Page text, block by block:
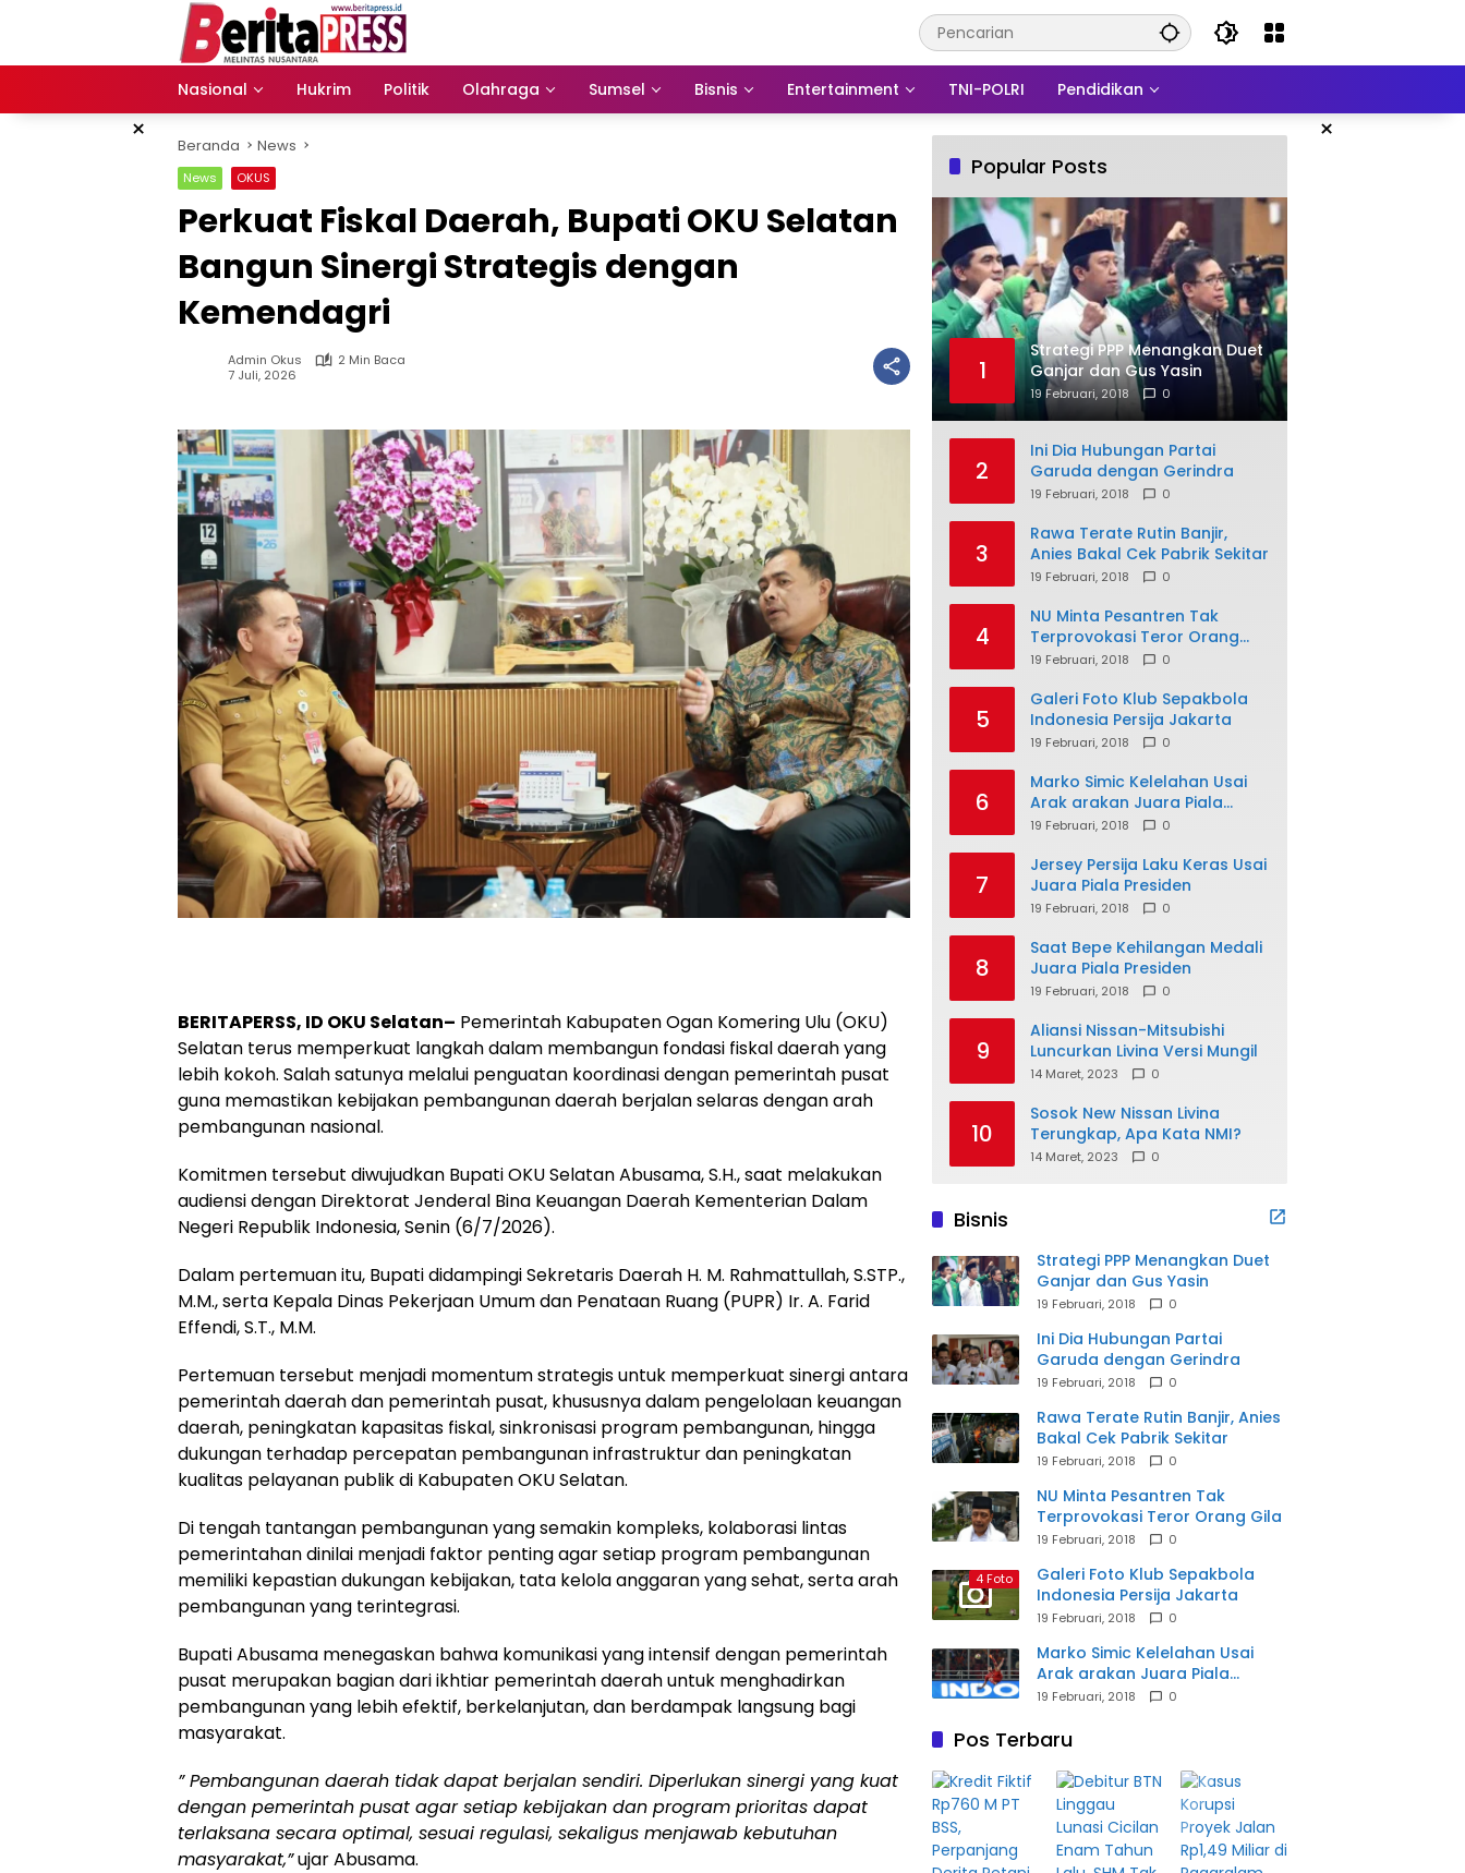
Nasional
Hukrim Politik Olahraga Sumsel Bisnis Entertainment TNI-POLRI Pendidikan
× ×
Beranda News
News OKUS
Perkuat Fiskal Daerah, Bupati OKU Selatan
Bangun Sinergi Strategis dengan
Kemendagri
Admin Okus
2 Min Baca
7 Juli, 2026
BERITAPERSS, ID OKU Selatan– Pemerintah Kabupaten Ogan Komering Ulu (OKU)
Selatan terus memperkuat langkah dalam membangun fondasi fiskal daerah yang
lebih kokoh. Salah satunya melalui penguatan koordinasi dengan pemerintah pusat
guna memastikan kebijakan pembangunan daerah berjalan selaras dengan arah
pembangunan nasional.
Komitmen tersebut diwujudkan Bupati OKU Selatan Abusama, S.H., saat melakukan
audiensi dengan Direktorat Jenderal Bina Keuangan Daerah Kementerian Dalam
Negeri Republik Indonesia, Senin (6/7/2026).
Dalam pertemuan itu, Bupati didampingi Sekretaris Daerah H. M. Rahmattullah, S.STP.,
M.M., serta Kepala Dinas Pekerjaan Umum dan Penataan Ruang (PUPR) Ir. A. Farid
Effendi, S.T., M.M.
Pertemuan tersebut menjadi momentum strategis untuk memperkuat sinergi antara
pemerintah daerah dan pemerintah pusat, khususnya dalam pengelolaan keuangan
daerah, peningkatan kapasitas fiskal, sinkronisasi program pembangunan, hingga
dukungan terhadap percepatan pembangunan infrastruktur dan peningkatan
kualitas pelayanan publik di Kabupaten OKU Selatan.
Di tengah tantangan pembangunan yang semakin kompleks, kolaborasi lintas
pemerintahan dinilai menjadi faktor penting agar setiap program pembangunan
memiliki kepastian dukungan kebijakan, tata kelola anggaran yang sehat, serta arah
pembangunan yang terintegrasi.
Bupati Abusama menegaskan bahwa komunikasi yang intensif dengan pemerintah
pusat merupakan bagian dari ikhtiar pemerintah daerah untuk menghadirkan
pembangunan yang lebih efektif, berkelanjutan, dan berdampak langsung bagi
masyarakat.
” Pembangunan daerah tidak dapat berjalan sendiri. Diperlukan sinergi yang kuat
dengan pemerintah pusat agar setiap kebijakan dan program prioritas dapat
terlaksana secara optimal, sesuai regulasi, sekaligus menjawab kebutuhan
masyarakat,”ujar Abusama.
Popular Posts
1
Strategi PPP Menangkan Duet
Ganjar dan Gus Yasin
19 Februari, 2018 0
2
Ini Dia Hubungan Partai
Garuda dengan Gerindra
19 Februari, 2018 0
3
Rawa Terate Rutin Banjir,
Anies Bakal Cek Pabrik Sekitar
19 Februari, 2018 0
4
NU Minta Pesantren Tak
Terprovokasi Teror Orang
Gila
19 Februari, 2018 0
5
Galeri Foto Klub Sepakbola
Indonesia Persija Jakarta
19 Februari, 2018 0
6
Marko Simic Kelelahan Usai
Arak arakan Juara Piala
Presiden
19 Februari, 2018 0
7
Jersey Persija Laku Keras Usai
Juara Piala Presiden
19 Februari, 2018 0
8
Saat Bepe Kehilangan Medali
Juara Piala Presiden
19 Februari, 2018 0
9
Aliansi Nissan-Mitsubishi
Luncurkan Livina Versi Mungil
14 Maret, 2023 0
10
Sosok New Nissan Livina
Terungkap, Apa Kata NMI?
14 Maret, 2023 0
Bisnis
Strategi PPP Menangkan Duet
Ganjar dan Gus Yasin
19 Februari, 2018 0
Ini Dia Hubungan Partai
Garuda dengan Gerindra
19 Februari, 2018 0
Rawa Terate Rutin Banjir, Anies
Bakal Cek Pabrik Sekitar
19 Februari, 2018 0
NU Minta Pesantren Tak
Terprovokasi Teror Orang Gila
19 Februari, 2018 0
4 Foto
Galeri Foto Klub Sepakbola
Indonesia Persija Jakarta
19 Februari, 2018 0
Marko Simic Kelelahan Usai
Arak arakan Juara Piala
Presiden
19 Februari, 2018 0
Pos Terbaru